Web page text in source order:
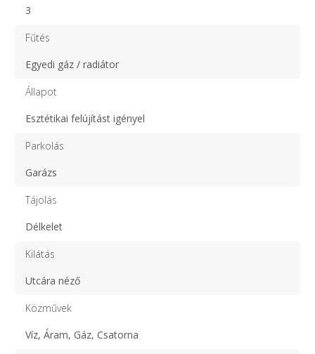
3
Fűtés
Egyedi gáz / radiátor
Állapot
Esztétikai felújítást igényel
Parkolás
Garázs
Tájolás
Délkelet
Kilátás
Utcára néző
Közművek
Víz, Áram, Gáz, Csatorna